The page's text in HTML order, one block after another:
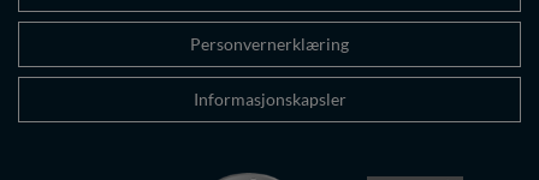
Personvernerklæring
Informasjonskapsler